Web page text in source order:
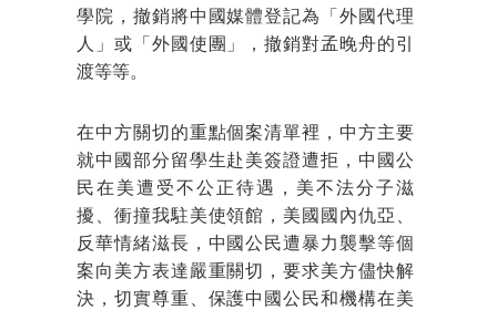
學院，撤銷將中國媒體登記為「外國代理
人」或「外國使團」，撤銷對孟晚舟的引
渡等等。
在中方關切的重點個案清單裡，中方主要
就中國部分留學生赴美簽證遭拒，中國公
民在美遭受不公正待遇，美不法分子滋
擾、衝撞我駐美使領館，美國國內仇亞、
反華情緒滋長，中國公民遭暴力襲擊等個
案向美方表達嚴重關切，要求美方儘快解
決，切實尊重、保護中國公民和機構在美